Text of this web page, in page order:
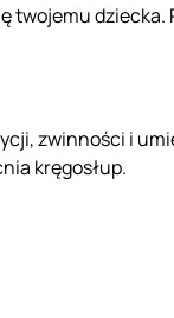
twojemu dziecka.
zwinności i
kręgosłup.